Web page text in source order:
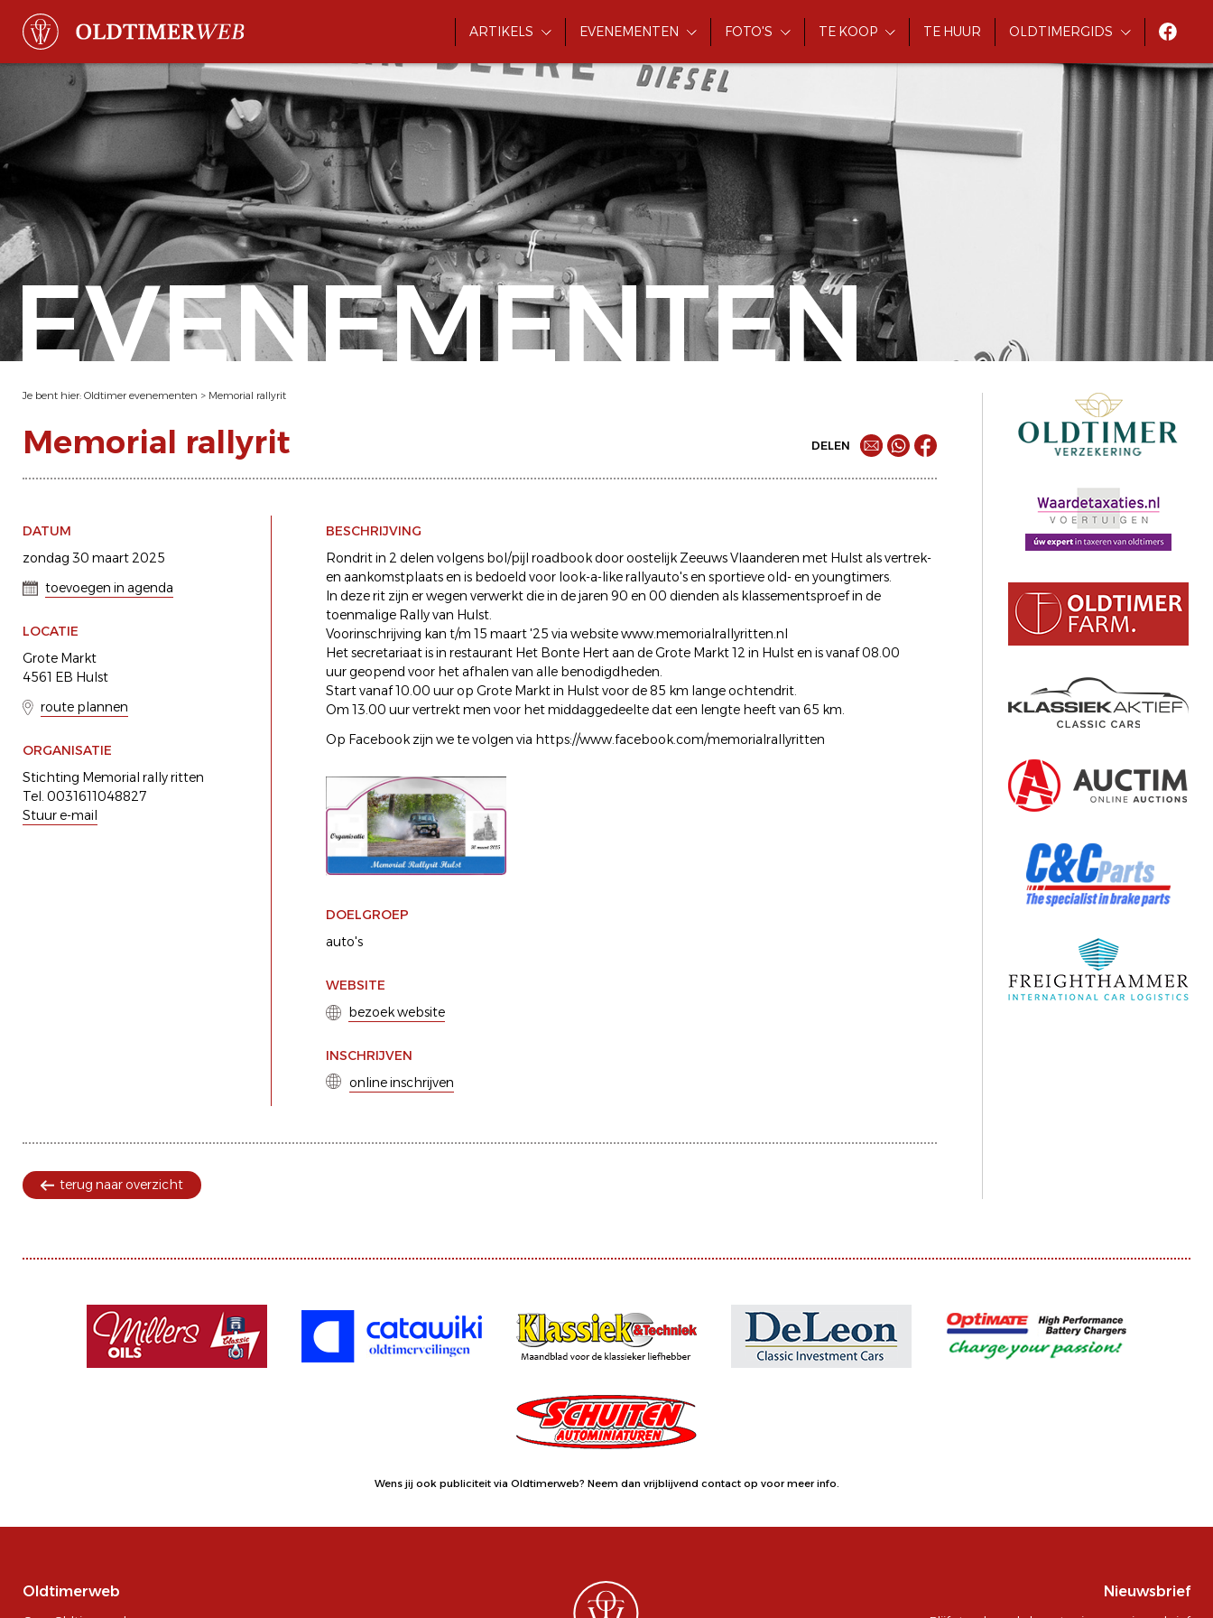
ARTIKELS EVENEMENTEN FOTO'S TE KOOP TE HUUR OLDTIMERGIDS
EVENEMENTEN
Je bent hier: Oldtimer evenementen > Memorial rallyrit
Memorial rallyrit DELEN
DATUM
zondag 30 maart 2025
toevoegen in agenda
LOCATIE
Grote Markt
4561 EB Hulst
route plannen
ORGANISATIE
Stichting Memorial rally ritten
Tel. 0031611048827
Stuur e-mail
BESCHRIJVING
Rondrit in 2 delen volgens bol/pijl roadbook door oostelijk Zeeuws Vlaanderen met Hulst als vertrek-
en aankomstplaats en is bedoeld voor look-a-like rallyauto's en sportieve old- en youngtimers.
In deze rit zijn er wegen verwerkt die in de jaren 90 en 00 dienden als klassementsproef in de
toenmalige Rally van Hulst.
Voorinschrijving kan t/m 15 maart '25 via website www.memorialrallyritten.nl
Het secretariaat is in restaurant Het Bonte Hert aan de Grote Markt 12 in Hulst en is vanaf 08.00
uur geopend voor het afhalen van alle benodigdheden.
Start vanaf 10.00 uur op Grote Markt in Hulst voor de 85 km lange ochtendrit.
Om 13.00 uur vertrekt men voor het middaggedeelte dat een lengte heeft van 65 km.
Op Facebook zijn we te volgen via https://www.facebook.com/memorialrallyritten
DOELGROEP
auto's
WEBSITE
bezoek website
INSCHRIJVEN
online inschrijven
terug naar overzicht
Wens jij ook publiciteit via Oldtimerweb? Neem dan vrijblijvend contact op voor meer info.
Oldtimerweb Nieuwsbrief